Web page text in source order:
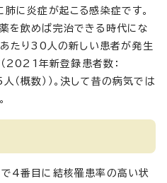
に炎症が起こる感染症です。
を飲めば完治できる時代にな
たり30人の新しい患者が発生
2021年新登録患者数：
概数））。決して昔の病気では
4番目に結核罹患率の高い状